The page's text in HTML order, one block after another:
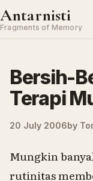
Skip to content
Antarnisti
Fragments of Memory
Bersih-
Terapi
20 July 2006by
Mungkin
rutinitas